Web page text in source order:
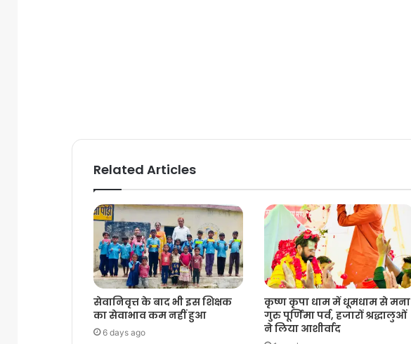
Related Articles
सेवानिवृत्त के बाद भी इस शिक्षक
का सेवाभाव कम नहीं हुआ
6 days ago
कृष्ण कृपा धाम में धूमधाम से मना
गुरु पूर्णिमा पर्व, हजारों श्रद्धालुओं
ने लिया आशीर्वाद